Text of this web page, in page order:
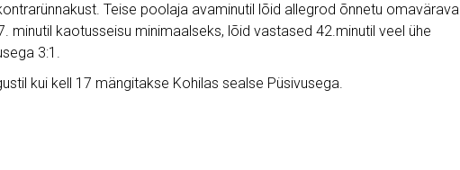
Teise poolaja avaminutil lõid allegrod õnnetu omavärava
minutil kaotusseisu minimaalseks, lõid vastased 42.minutil veel ühe
3:1.
kui kell 17 mängitakse Kohilas sealse Püsivusega.